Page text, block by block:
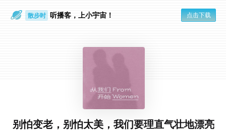
散步时 听播客，上小宇宙！ 点击下载
别怕变老，别怕太美，我们要理直气壮地漂亮